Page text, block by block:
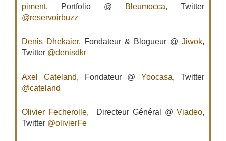
piment, Portfolio @ Bleumocca, Twitter
@reservoirbuzz
Denis Dhekaier, Fondateur & Blogueur @ Jiwok,
Twitter @denisdkr
Axel Cateland, Fondateur @Yoocasa, Twitter
@cateland
Olivier Fecherolle, Directeur Général @Viadeo,
Twitter @olivierFe